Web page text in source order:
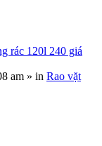
rác 120l 240 giá
am » in Rao vặt